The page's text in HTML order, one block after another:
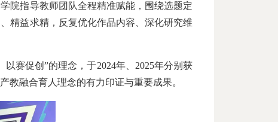
院指导教师团队全程精准赋能，围绕选题定
精益求精，反复优化作品内容、深化研究维
赛促创”的理念，于2024年、2025年分别获
教融合育人理念的有力印证与重要成果。